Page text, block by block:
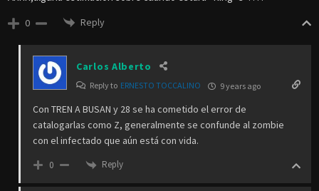
0 Reply
Carlos Alberto
Reply to ERNESTO TOCCALINO 9 years ago
Con TREN A BUSAN y 28 se ha cometido el error de
catalogarlas como Z, generalmente se confunde al zombie
con el infectado que aún está con vida.
0 Reply